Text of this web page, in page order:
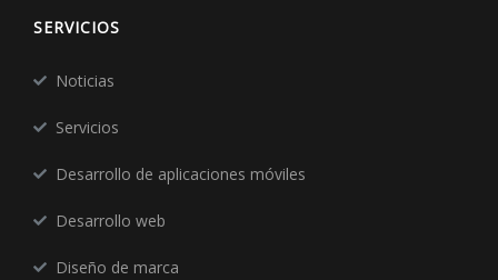
SERVICIOS
Noticias
Servicios
Desarrollo de aplicaciones móviles
Desarrollo web
Diseño de marca